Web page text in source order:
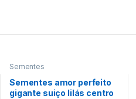
Sementes
Sementes amor perfeito
gigante suiço lilás centro